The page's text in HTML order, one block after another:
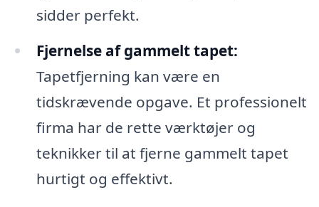
sidder perfekt.
Fjernelse af gammelt tapet:
Tapetfjerning kan være en
tidskrævende opgave. Et professionelt
firma har de rette værktøjer og
teknikker til at fjerne gammelt tapet
hurtigt og effektivt.